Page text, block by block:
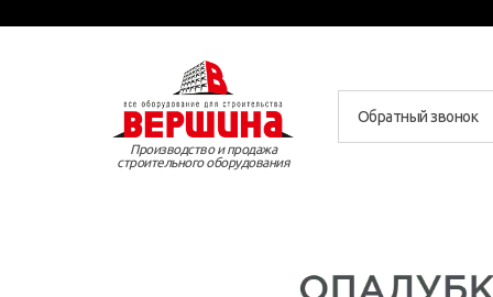
Производство и продажа
строительного оборудования
Обратный звонок